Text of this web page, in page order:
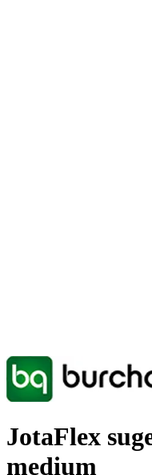
JotaFlex
medium